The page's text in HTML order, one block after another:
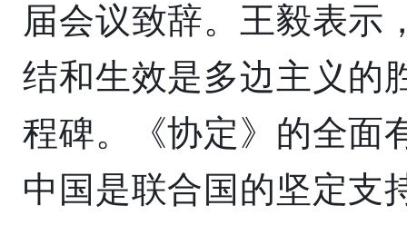
届会议致辞。王毅表示
结和生效是多边主义的
程碑。《协定》的全面
中国是联合国的坚定支